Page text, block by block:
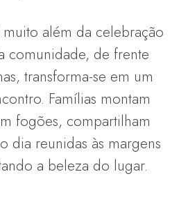
muito além da celebração
comunidade, de frente
transforma-se em um
Famílias montam
fogões, compartilham
dia reunidas às margens
a beleza do lugar.